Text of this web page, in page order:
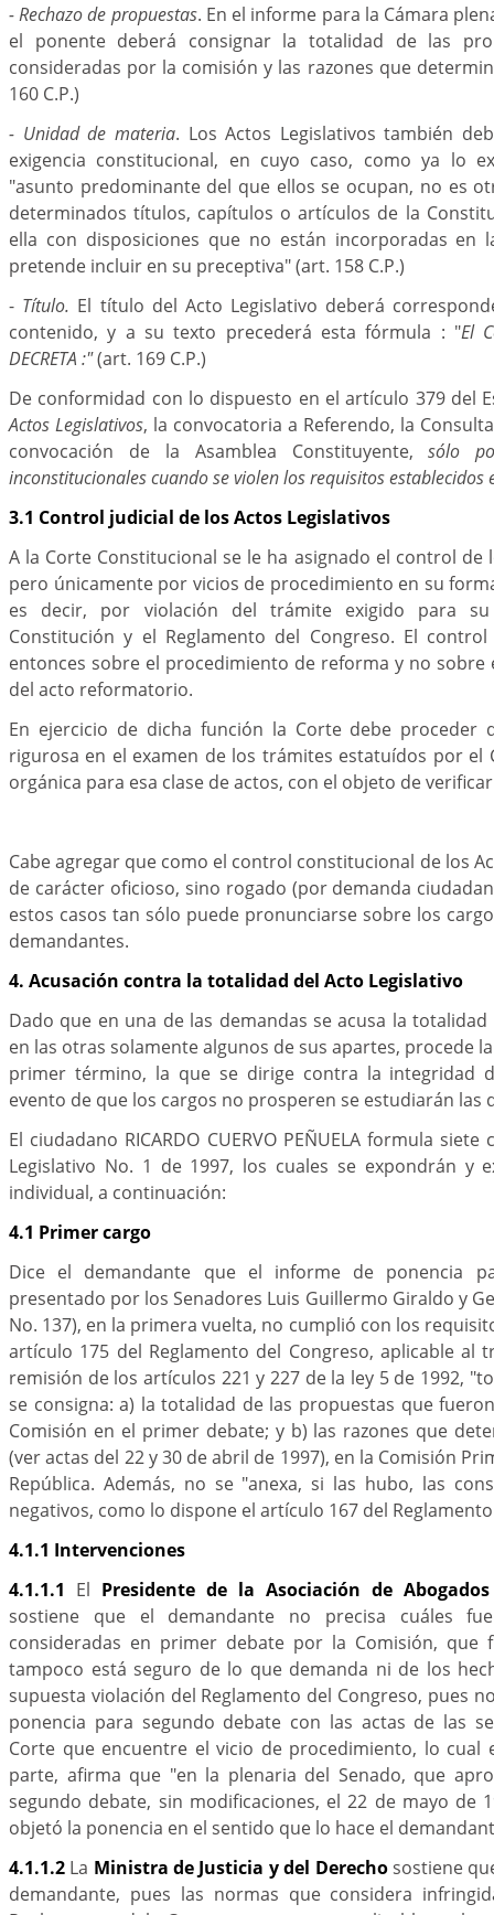
- Rechazo de propuestas. En el informe para la Cámara
el ponente deberá consignar la totalidad de las
consideradas por la comisión y las razones que
160 C.P.)
- Unidad de materia. Los Actos Legislativos también
exigencia constitucional, en cuyo caso, como ya lo
"asunto predominante del que ellos se ocupan, no es
determinados títulos, capítulos o artículos de la
ella con disposiciones que no están incorporadas en
pretende incluir en su preceptiva" (art. 158 C.P.)
- Título. El título del Acto Legislativo deberá
contenido, y a su texto precederá esta fórmula : "El
DECRETA :"(art. 169 C.P.)
De conformidad con lo dispuesto en el artículo 379 del
Actos Legislativos, la convocatoria a Referendo, la
convocación de la Asamblea Constituyente,sólo
inconstitucionales cuando se violen los requisitos establecidos
3.1 Control judicial de los Actos Legislativos
A la Corte Constitucional se le ha asignado el control de
pero únicamente por vicios de procedimiento en su
es decir, por violación del trámite exigido para
Constitución y el Reglamento del Congreso. El
entonces sobre el procedimiento de reforma y no
del acto reformatorio.
En ejercicio de dicha función la Corte debe proceder
rigurosa en el examen de los trámites estatuídos por el
orgánica para esa clase de actos, con el objeto de
Cabe agregar que como el control constitucional de los
de carácter oficioso, sino rogado (por demanda
estos casos tan sólo puede pronunciarse sobre los
demandantes.
4. Acusación contra la totalidad del Acto Legislativo
Dado que en una de las demandas se acusa la
en las otras solamente algunos de sus apartes, procede
primer término, la que se dirige contra la integridad
evento de que los cargos no prosperen se estudiarán las
El ciudadano RICARDO CUERVO PEÑUELA formula
Legislativo No. 1 de 1997, los cuales se expondrán y
individual, a continuación:
4.1 Primer cargo
Dice el demandante que el informe de ponencia
presentado por los Senadores Luis Guillermo Giraldo y
No. 137), en la primera vuelta, no cumplió con los
artículo 175 del Reglamento del Congreso, aplicable al
remisión de los artículos 221 y 227 de la ley 5 de 1992,
se consigna: a) la totalidad de las propuestas que
Comisión en el primer debate; y b) las razones que
(ver actas del 22 y 30 de abril de 1997), en la Comisión
República. Además, no se "anexa, si las hubo, las
negativos, como lo dispone el artículo 167 del
4.1.1 Intervenciones
4.1.1.1 El Presidente de la Asociación de
sostiene que el demandante no precisa cuáles
consideradas en primer debate por la Comisión, que
tampoco está seguro de lo que demanda ni de los
supuesta violación del Reglamento del Congreso, pues
ponencia para segundo debate con las actas de las
Corte que encuentre el vicio de procedimiento, lo cual
parte, afirma que "en la plenaria del Senado, que
segundo debate, sin modificaciones, el 22 de mayo de
objetó la ponencia en el sentido que lo hace el
4.1.1.2 La Ministra de Justicia y del Derechosostiene
demandante, pues las normas que considera